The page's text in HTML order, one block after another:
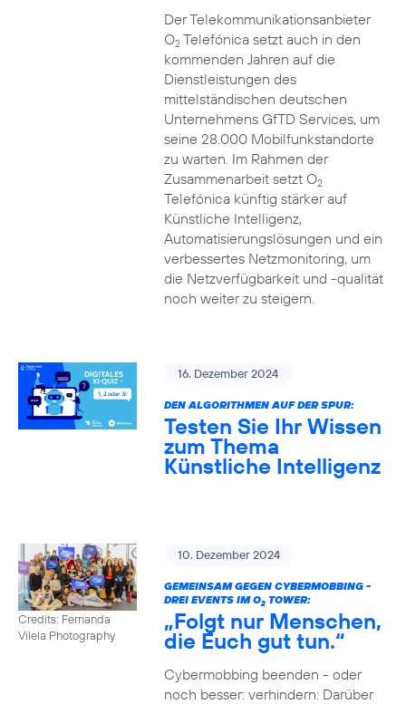
Der Telekommunikationsanbieter
O2Telefónica setzt auch in den
kommenden Jahren auf die
Dienstleistungen des
mittelständischen deutschen
Unternehmens GfTD Services, um
seine 28.000 Mobilfunkstandorte
zu warten. Im Rahmen der
Zusammenarbeit setzt O2
Telefónica künftig stärker auf
Künstliche Intelligenz,
Automatisierungslösungen und ein
verbessertes Netzmonitoring, um
die Netzverfügbarkeit und -qualität
noch weiter zu steigern.
16. Dezember 2024
DEN ALGORITHMEN AUF DER SPUR:
Testen Sie Ihr Wissen
zum Thema
Künstliche Intelligenz
Credits: Fernanda
Vilela Photography
10. Dezember 2024
GEMEINSAM GEGEN CYBERMOBBING -
DREI EVENTS IM O2TOWER:
„Folgt nur Menschen,
die Euch gut tun.“
Cybermobbing beenden - oder
noch besser: verhindern: Darüber